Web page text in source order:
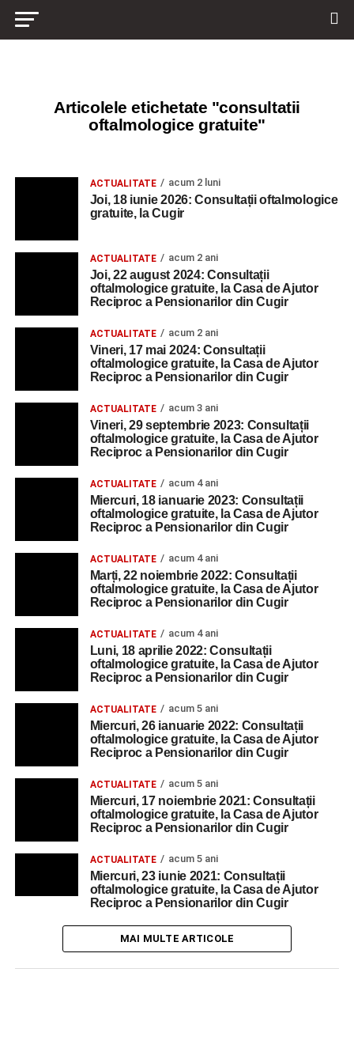
Articolele etichetate "consultatii
oftalmologice gratuite"
ACTUALITATE acum 2 luni
Joi, 18 iunie 2026: Consultații oftalmologice
gratuite, la Cugir
ACTUALITATE acum 2 ani
Joi, 22 august 2024: Consultații
oftalmologice gratuite, la Casa de Ajutor
Reciproc a Pensionarilor din Cugir
ACTUALITATE acum 2 ani
Vineri, 17 mai 2024: Consultații
oftalmologice gratuite, la Casa de Ajutor
Reciproc a Pensionarilor din Cugir
ACTUALITATE acum 3 ani
Vineri, 29 septembrie 2023: Consultații
oftalmologice gratuite, la Casa de Ajutor
Reciproc a Pensionarilor din Cugir
ACTUALITATE acum 4 ani
Miercuri, 18 ianuarie 2023: Consultații
oftalmologice gratuite, la Casa de Ajutor
Reciproc a Pensionarilor din Cugir
ACTUALITATE acum 4 ani
Marți, 22 noiembrie 2022: Consultații
oftalmologice gratuite, la Casa de Ajutor
Reciproc a Pensionarilor din Cugir
ACTUALITATE acum 4 ani
Luni, 18 aprilie 2022: Consultații
oftalmologice gratuite, la Casa de Ajutor
Reciproc a Pensionarilor din Cugir
ACTUALITATE acum 5 ani
Miercuri, 26 ianuarie 2022: Consultații
oftalmologice gratuite, la Casa de Ajutor
Reciproc a Pensionarilor din Cugir
ACTUALITATE acum 5 ani
Miercuri, 17 noiembrie 2021: Consultații
oftalmologice gratuite, la Casa de Ajutor
Reciproc a Pensionarilor din Cugir
ACTUALITATE acum 5 ani
Miercuri, 23 iunie 2021: Consultații
oftalmologice gratuite, la Casa de Ajutor
Reciproc a Pensionarilor din Cugir
MAI MULTE ARTICOLE